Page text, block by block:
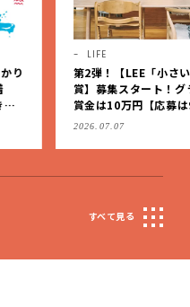
LIFE
第2弾！【LEE「小さい家
賞】募集スタート！グラン
賞金は10万円【応募は9月
（日）まで】
2026.07.07
すべて見る